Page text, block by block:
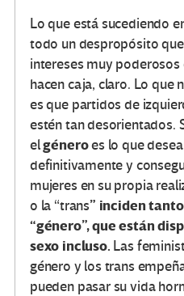
Lo que está sucediendo
todo un despropósito
intereses muy
hacen caja, claro. Lo que
es que partidos de
estén tan desorientados.
elgéneroes lo que
definitivamente y
mujeres en su propia
o la “trans” inciden
“género”, que están
sexo incluso. Las
género y los trans
pueden pasar su vida